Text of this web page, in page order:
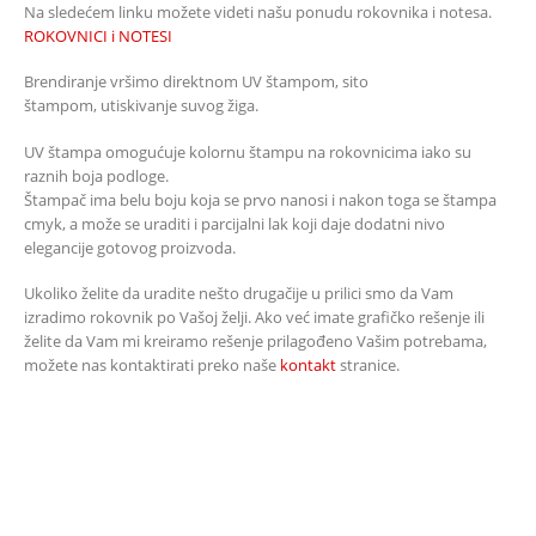
Na sledećem linku možete videti našu ponudu rokovnika i notesa.
ROKOVNICI i NOTESI
Brendiranje vršimo direktnom UV štampom, sito
štampom, utiskivanje suvog žiga.
UV štampa omogućuje kolornu štampu na rokovnicima iako su
raznih boja podloge.
Štampač ima belu boju koja se prvo nanosi i nakon toga se štampa
cmyk, a može se uraditi i parcijalni lak koji daje dodatni nivo
elegancije gotovog proizvoda.
Ukoliko želite da uradite nešto drugačije u prilici smo da Vam
izradimo rokovnik po Vašoj želji. Ako već imate grafičko rešenje ili
želite da Vam mi kreiramo rešenje prilagođeno Vašim potrebama,
možete nas kontaktirati preko naše kontaktstranice.